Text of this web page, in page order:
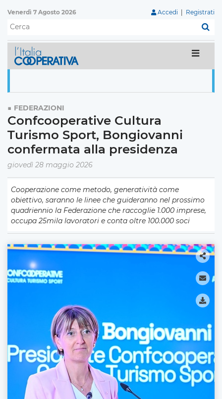
Venerdì 7 Agosto 2026 Accedi Registrati
FEDERAZIONI
Confcooperative Cultura
Turismo Sport, Bongiovanni
confermata alla presidenza
giovedì 28 maggio 2026
Cooperazione come metodo, generatività come
obiettivo, saranno le linee che guideranno nel prossimo
quadriennio la Federazione che raccoglie 1.000 imprese,
occupa 25mila lavoratori e conta oltre 100.000 soci